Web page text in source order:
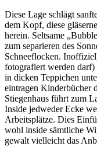
Diese Lage schlägt
dem Kopf, diese
herein. Seltsame
zum separieren des
Schneeflocken.
fotografiert werden
in dicken Teppichen
eintragen Kinderbücher
Stiegenhaus führt zum
Inside jedweder Ecke
Arbeitsplätze. Dies
wohl inside sämtliche
gewalt vielleicht das